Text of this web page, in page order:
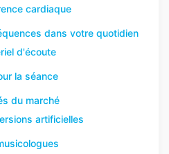
cardiaque
dans votre quotidien
d'écoute
la séance
du marché
artificielles